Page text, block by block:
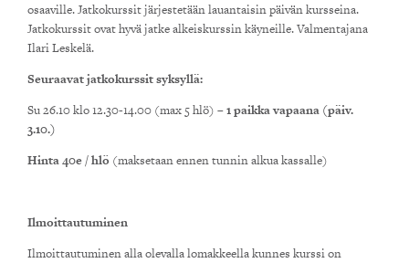
osaaville. Jatkokurssit järjestetään lauantaisin päivän kursseina.
Jatkokurssit ovat hyvä jatke alkeiskurssin käyneille. Valmentajana
Ilari Leskelä.
Seuraavat jatkokurssit syksyllä:
Su 26.10 klo 12.30-14.00 (max 5 hlö) –1 paikka vapaana (päiv.
3.10.)
Hinta 40e / hlö (maksetaan ennen tunnin alkua kassalle)
Ilmoittautuminen
Ilmoittautuminen alla olevalla lomakkeella kunnes kurssi on